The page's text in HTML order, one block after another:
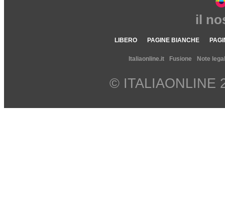
il
LIBERO PAGINE BIANCHE
Italiaonline.it Fusione Note
© ITALIAONLINE